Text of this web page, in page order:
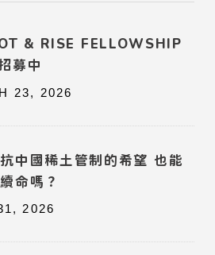
& RISE FELLOWSHIP
募中
23, 2026
中國稀土管制的希望 也能
命嗎？
2026